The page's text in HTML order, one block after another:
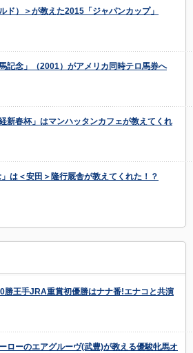
ド）＞が教えた2015「ジャパンカップ」
記念」（2001）がアメリカ同時テロ馬券へ
新春杯」はマンハッタンカフェが教えてくれ
は＜安田＞隆行厩舎が教えてくれた！？
勝王手JRA重賞初優勝はナナ番!エナコと共演
ローのエアグルーヴ(武豊)が教える優駿牝馬オ